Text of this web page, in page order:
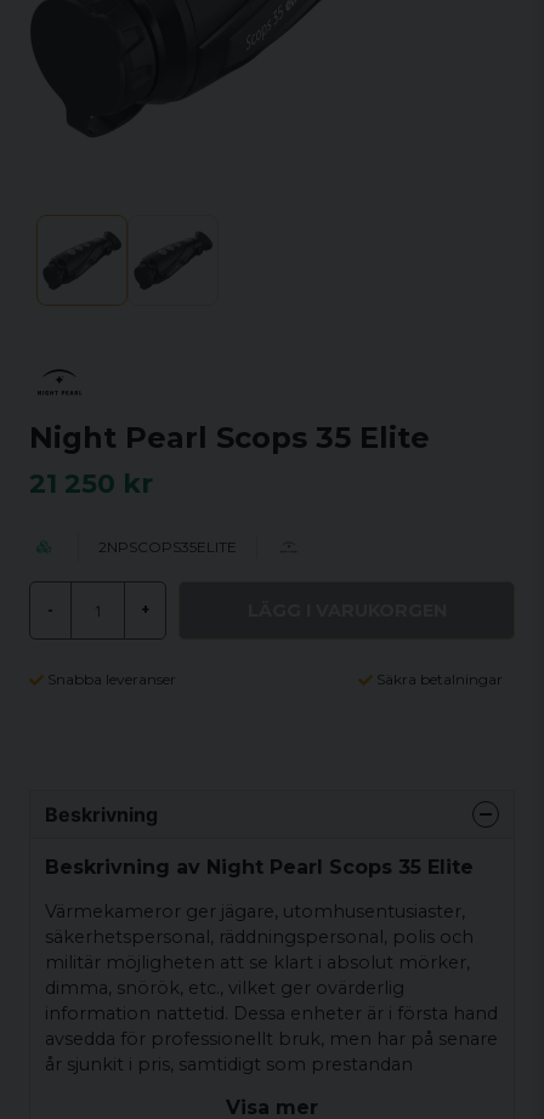
Night Pearl Scops 35 Elite
21 250 kr
2NPSCOPS35ELITE
- +
Snabba leveranser Säkra betalningar
Beskrivning
Beskrivning av Night Pearl Scops 35 Elite
Värmekameror ger jägare, utomhusentusiaster,
säkerhetspersonal, räddningspersonal, polis och
militär möjligheten att se klart i absolut mörker,
dimma, snörök, etc., vilket ger ovärderlig
information nattetid. Dessa enheter är i första hand
avsedda för professionellt bruk, men har på senare
år sjunkit i pris, samtidigt som prestandan
Visa mer